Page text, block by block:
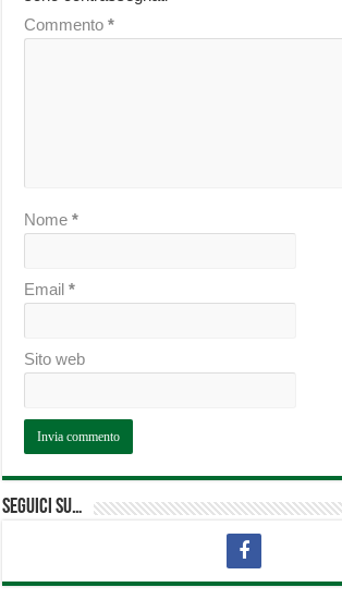
Commento*
Nome*
Email*
Sito web
Seguici su…